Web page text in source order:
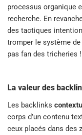
processus organique
recherche. En
des tactiques
tromper le système de
pas fan des tricheries !
La valeur des
Les backlinks
corps d’un contenu
ceux placés dans des